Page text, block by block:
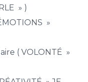
» )
»
( VOLONTÉ »